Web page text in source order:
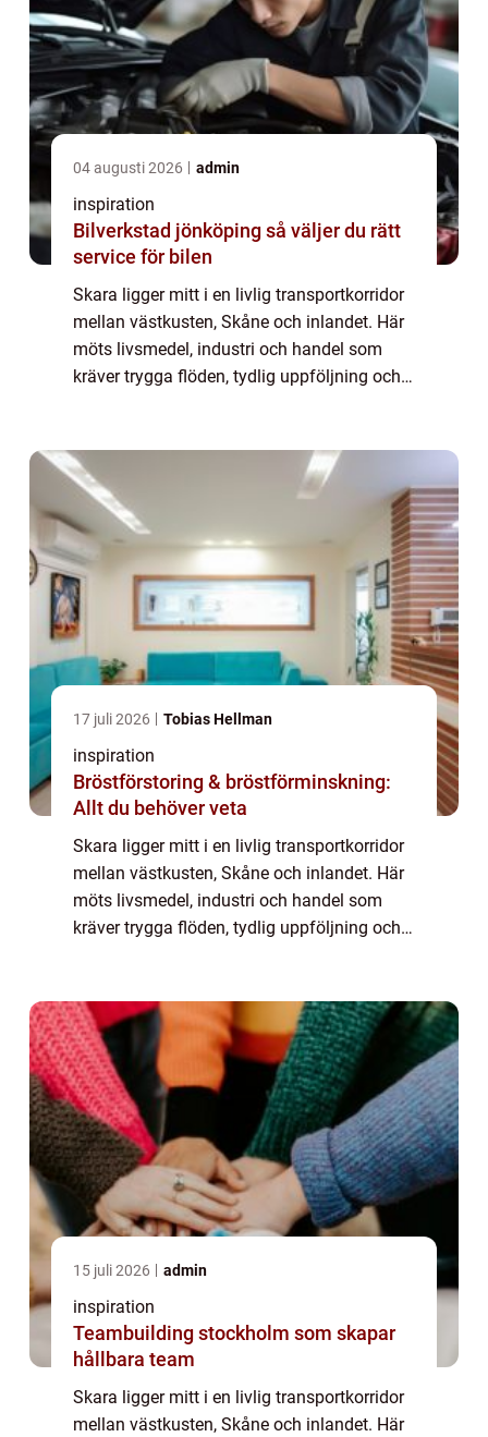
04 augusti 2026 admin
inspiration
Bilverkstad jönköping så väljer du rätt
service för bilen
Skara ligger mitt i en livlig transportkorridor
mellan västkusten, Skåne och inlandet. Här
möts livsmedel, industri och handel som
kräver trygga flöden, tydlig uppföljning och
17 juli 2026 Tobias Hellman
inspiration
Bröstförstoring & bröstförminskning:
Allt du behöver veta
Skara ligger mitt i en livlig transportkorridor
mellan västkusten, Skåne och inlandet. Här
möts livsmedel, industri och handel som
kräver trygga flöden, tydlig uppföljning och
15 juli 2026 admin
inspiration
Teambuilding stockholm som skapar
hållbara team
Skara ligger mitt i en livlig transportkorridor
mellan västkusten, Skåne och inlandet. Här